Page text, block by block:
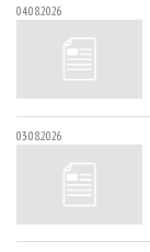
04.08.2026
03.08.2026